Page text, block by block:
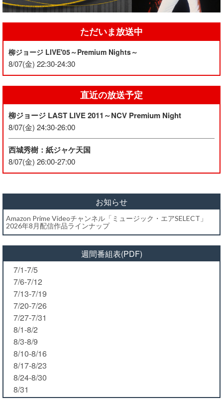
ただいま放送中
柳ジョージ LIVE'05～Premium Nights～
8/07(金) 22:30-24:30
直近の放送予定
柳ジョージ LAST LIVE 2011～NCV Premium Night
8/07(金) 24:30-26:00
西城秀樹：紙ジャケ天国
8/07(金) 26:00-27:00
お知らせ
Amazon Prime Videoチャンネル「ミュージック・エアSELECT」
2026年8月配信作品ラインナップ
週間番組表(PDF)
7/1-7/5
7/6-7/12
7/13-7/19
7/20-7/26
7/27-7/31
8/1-8/2
8/3-8/9
8/10-8/16
8/17-8/23
8/24-8/30
8/31